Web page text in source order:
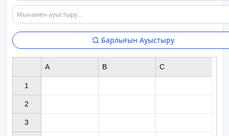
Барлығын Ауыстыру
1
2
3
A B C